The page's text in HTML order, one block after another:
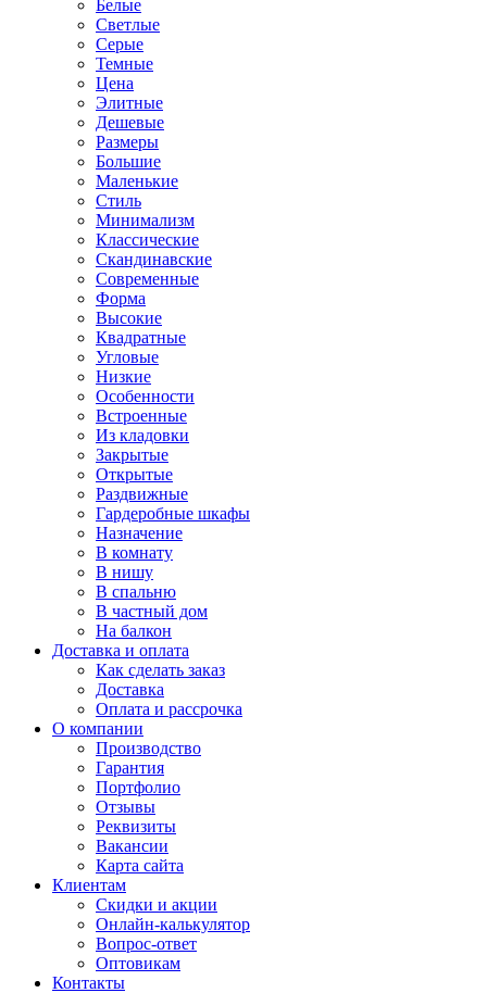
Белые
Светлые
Серые
Темные
Цена
Элитные
Дешевые
Размеры
Большие
Маленькие
Стиль
Минимализм
Классические
Скандинавские
Современные
Форма
Высокие
Квадратные
Угловые
Низкие
Особенности
Встроенные
Из кладовки
Закрытые
Открытые
Раздвижные
Гардеробные шкафы
Назначение
В комнату
В нишу
В спальню
В частный дом
На балкон
Доставка и оплата
Как сделать заказ
Доставка
Оплата и рассрочка
О компании
Производство
Гарантия
Портфолио
Отзывы
Реквизиты
Вакансии
Карта сайта
Клиентам
Скидки и акции
Онлайн-калькулятор
Вопрос-ответ
Оптовикам
Контакты